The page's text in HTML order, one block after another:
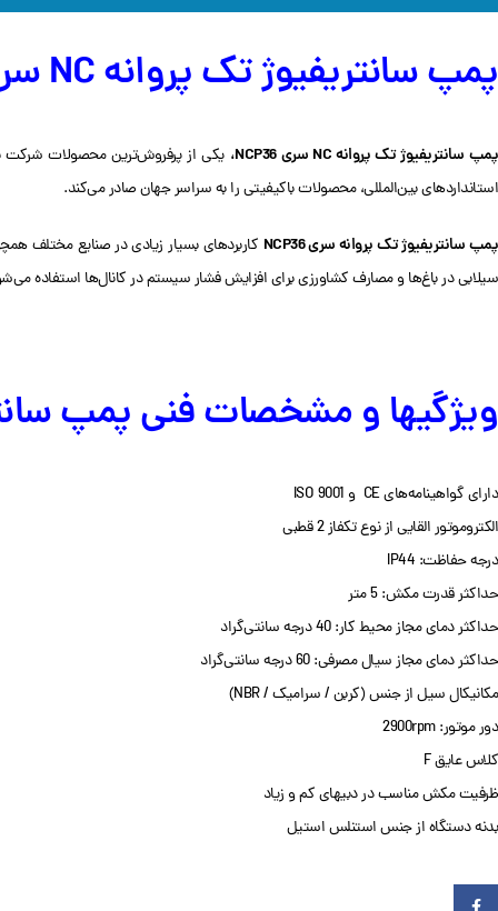
پمپ سانتریفیوژ تک پروانه NC سری NCP36
پمپ سانتریفیوژ تک پروانه NC سری NCP36،
استانداردهای بین‌المللی، محصولات باکیفیتی را به سراسر جهان صادر می‌کند.
پمپ سانتریفیوژ تک پروانه سری NCP36
کاربردهای بسیار زیادی در صنایع مختلف
سیلابی در باغ‌ها و مصارف کشاورزی برای افزایش فشار سیستم در کانال‌ها استفاده
ویژگی‎ها و مشخصات فنی پمپ سانتریفیوژ NCP36
دارای گواهینامه‌های CE و ISO 9001
الکتروموتور القایی از نوع تکفاز 2 قطبی
درجه حفاظت: IP44
حداکثر قدرت مکش: 5 متر
حداکثر دمای مجاز محیط کار: 40 درجه سانتی‌گراد
حداکثر دمای مجاز سیال مصرفی: 60 درجه سانتی‌گراد
مکانیکال سیل از جنس (کربن / سرامیک / NBR)
دور موتور: 2900rpm
کلاس عایق F
ظرفیت مکش مناسب در دبی‎های کم و زیاد
بدنه دستگاه از جنس استنلس استیل